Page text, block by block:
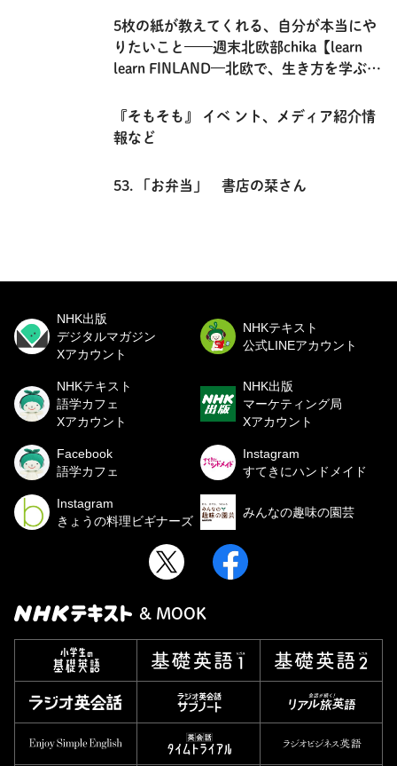
5枚の紙が教えてくれる、自分が本当にや
りたいこと——週末北欧部chika【learn
learn FINLAND—北欧で、生き方を学ぶ記
『そもそも』 イベ ント、メディア紹介情
報など
53. 「お弁当」 書店の栞さん
NHK出版
デジタルマガジン
Xアカウント
NHKテキスト
公式LINEアカウント
NHKテキスト
語学カフェ
Xアカウント
NHK出版
マーケティング局
Xアカウント
Facebook
語学カフェ
Instagram
すてきにハンドメイド
Instagram
きょうの料理ビギナーズ
みんなの趣味の園芸
& MOOK